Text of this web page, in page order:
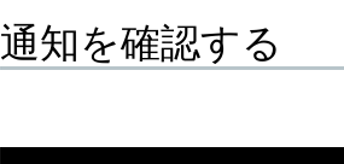
通知を確認する